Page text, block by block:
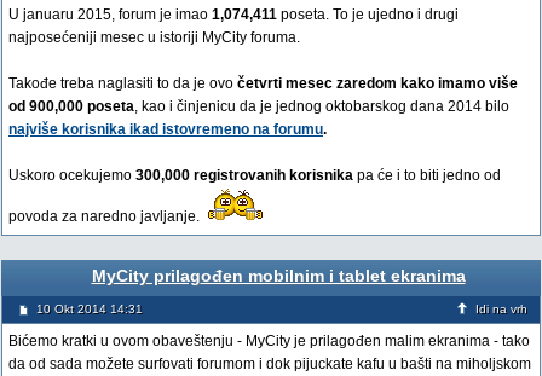
U januaru 2015, forum je imao 1,074,411 poseta. To je ujedno i drugi
najposećeniji mesec u istoriji MyCity foruma.
Takođe treba naglasiti to da je ovo četvrti mesec zaredom kako imamo više
od 900,000 poseta, kao i činjenicu da je jednog oktobarskog dana 2014 bilo
najviše korisnika ikad istovremeno na forumu.
Uskoro ocekujemo 300,000 registrovanih korisnika pa će i to biti jedno od
povoda za naredno javljanje.
MyCity prilagođen mobilnim i tablet ekranima
10 Okt 2014 14:31 Idi na vrh
Bićemo kratki u ovom obaveštenju - MyCity je prilagođen malim ekranima - tako
da od sada možete surfovati forumom i dok pijuckate kafu u bašti na miholjskom